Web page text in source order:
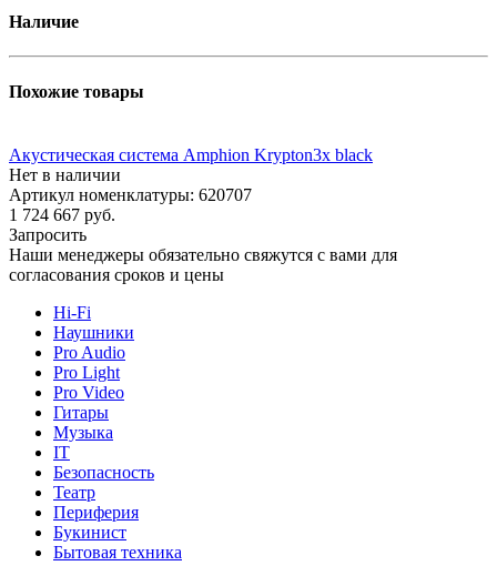
Наличие
Похожие товары
Акустическая система Amphion Krypton3x black
Нет в наличии
Артикул номенклатуры: 620707
1 724 667 руб.
Запросить
Наши менеджеры обязательно свяжутся с вами для
согласования сроков и цены
Hi-Fi
Наушники
Pro Audio
Pro Light
Pro Video
Гитары
Музыка
IT
Безопасность
Театр
Периферия
Букинист
Бытовая техника